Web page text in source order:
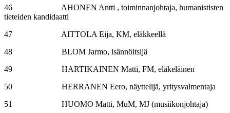
46 AHONEN Antti , toiminnanjohtaja, humanististen
tieteiden kandidaatti
47 AITTOLA Eija, KM, eläkkeellä
48 BLOM Jarmo, isännöitsijä
49 HARTIKAINEN Matti, FM, eläkeläinen
50 HERRANEN Eero, näyttelijä, yritysvalmentaja
51 HUOMO Matti, MuM, MJ (musiikonjohtaja)